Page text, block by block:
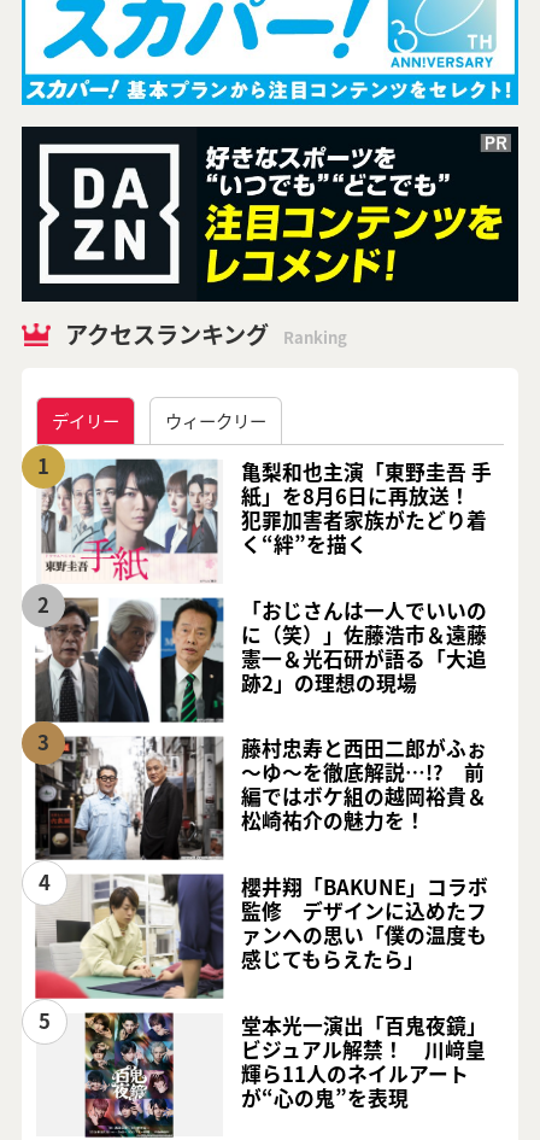
アクセスランキング Ranking
デイリー ウィークリー
1
亀梨和也主演「東野圭吾 手
紙」を8月6日に再放送！
犯罪加害者家族がたどり着
く“絆”を描く
2
「おじさんは一人でいいの
に（笑）」佐藤浩市＆遠藤
憲一＆光石研が語る「大追
跡2」の理想の現場
3
藤村忠寿と西田二郎がふぉ
～ゆ～を徹底解説…!? 前
編ではボケ組の越岡裕貴＆
松崎祐介の魅力を！
4
櫻井翔「BAKUNE」コラボ
監修 デザインに込めたフ
ァンへの思い「僕の温度も
感じてもらえたら」
5
堂本光一演出「百鬼夜鏡」
ビジュアル解禁！ 川﨑皇
輝ら11人のネイルアート
が“心の鬼”を表現